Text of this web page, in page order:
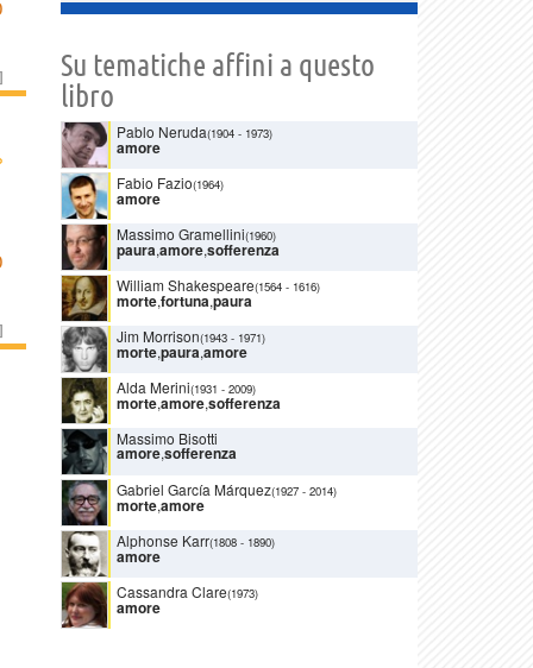
]
]
Su tematiche affini a questo
libro
Pablo Neruda(1904 - 1973)
amore
Fabio Fazio(1964)
amore
Massimo Gramellini(1960)
paura,amore,sofferenza
William Shakespeare(1564 - 1616)
morte,fortuna,paura
Jim Morrison(1943 - 1971)
morte,paura,amore
Alda Merini(1931 - 2009)
morte,amore,sofferenza
Massimo Bisotti
amore,sofferenza
Gabriel García Márquez(1927 - 2014)
morte,amore
Alphonse Karr(1808 - 1890)
amore
Cassandra Clare(1973)
amore